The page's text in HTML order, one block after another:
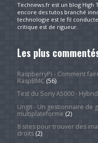
Technews.fr est un blog High
encore des tutos branché
technologie est le fil
critique est de rigueur.
Les plus
RaspberryPi - Comment
RaspBMC(56)
Test du Sony A5000 -
Ungit - Un gestionnaire de
multiplateforme (2)
8 sites pour trouver des
droits(2)